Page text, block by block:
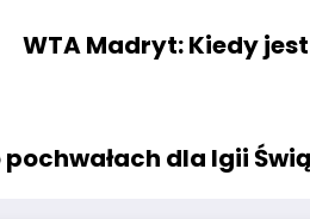
WTA Madryt: Kiedy
dla Igii